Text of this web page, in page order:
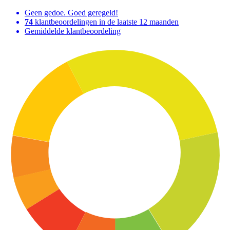
Geen gedoe. Goed geregeld!
74 klantbeoordelingen in de laatste 12 maanden
Gemiddelde klantbeoordeling